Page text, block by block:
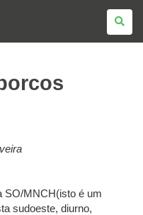
SO/MNCH(isto é um
sudoeste, diurno,